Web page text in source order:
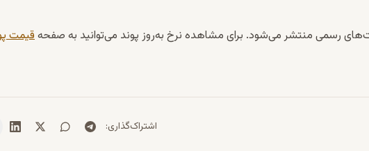
رسمی منتشر می‌شود. برای مشاهده نرخ به‌روز پوند می‌توانید به صفحهقیمت
اشتراک‌گذاری: